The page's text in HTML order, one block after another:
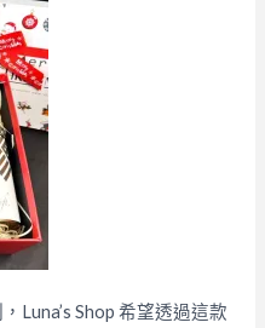
Luna’s Shop 希望透過這款